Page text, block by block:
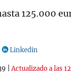
125.000
Linkedin
|Actualizado a las